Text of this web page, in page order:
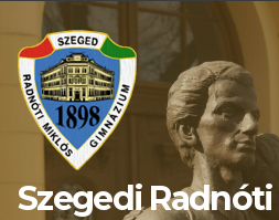
content
Szegedi